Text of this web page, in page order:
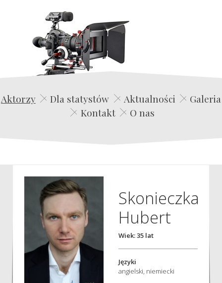
Edwin Film Agencja Aktorska
Aktorzy Dla statystów Aktualności
Galeria
Kontakt
O nas
Skonieczka
Hubert
Wiek: 35 lat
Języki
angielski, niemiecki